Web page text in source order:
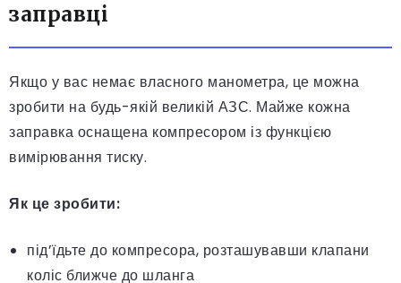
заправці
Якщо у вас немає власного манометра, це можна
зробити на будь-якій великій АЗС. Майже кожна
заправка оснащена компресором із функцією
вимірювання тиску.
Як це зробити:
під’їдьте до компресора, розташувавши клапани
коліс ближче до шланга